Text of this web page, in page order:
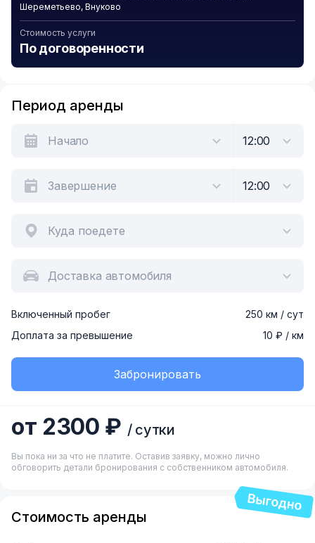
Шереметьево, Внуково
Стоимость услуги
По договоренности
Период аренды
Куда поедете
Доставка автомобиля
Включенный пробег
250 км / сут
Доплата за превышение
10 ₽ / км
Забронировать
от 2300 ₽ / сутки
Вы пока ни за что не платите. Оставив заявку, можно лично
обговорить детали бронирования с собственником автомобиля.
Стоимость аренды